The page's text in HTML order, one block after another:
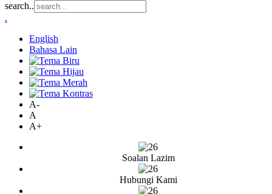
search..
.
English
Bahasa Lain
A-
A
A+
Soalan Lazim
Hubungi Kami